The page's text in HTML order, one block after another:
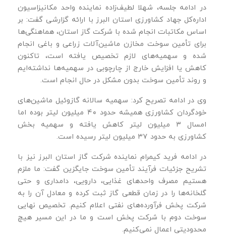
در ادامه جلسه، شهلا لطیف‌زاده نماینده واحد مکانیزاسیون
اداره‌کل جهاد کشاورزی استان البرز با ارائه گزارشی گفت: بر
اساس مکاتبات انجام‌ شده با شرکت گاز استان، هماهنگی‌ها
برای تأمین سوخت مخازن ماشین‌آلات زراعی و باغی انجام
شده و سهمیه‌های لازم تخصیص یافته است، تاکنون
کاهش یا افزایش خارج از چارچوبی در سهمیه‌ها نداشته‌ایم
و روند تأمین سوخت بدون مشکل در حال انجام است.
وی در ادامه تصریح کرد: سهمیه سالانه گازوئیل ماشین‌های
خودگردان کشاورزی همیشه حدود ۴۰ میلیون لیتر بوده اما
امسال ۳ میلیون لیتر کاهش یافته و سهمیه بخش
کشاورزی به حدود ۳۷ میلیون لیتر رسیده است.
در ادامه فرید کیمرام نماینده شرکت گاز استان البرز نیز با
تشریح جزئیات فرآیند تأمین سوخت جایگزین گفت: ما ملزم
هستیم مصرف واحدهای غذایی، دارویی، دامداری و حتی
گلخانه‌ها را در زمان قطعی گاز ثبت کرده و معادل آن را به
شرکت پخش فرآورده‌های نفتی اعلام کنیم. تخصیص نهایی
سوخت دوم با شرکت پخش است و ما در این مسیر هیچ
محدودیتی اعمال نمی‌کنیم.